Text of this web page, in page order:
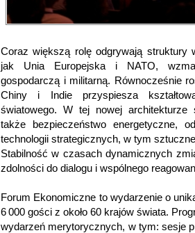
Coraz większą rolę odgrywają struktury
jak Unia Europejska i NATO,
gospodarczą i militarną. Równocześnie
Chiny i Indie przyspiesza
światowego. W tej nowej architekturze
także bezpieczeństwo energetyczne,
technologii strategicznych, w tym
Stabilność w czasach dynamicznych
zdolności do dialogu i wspólnego
Forum Ekonomiczne to wydarzenie o
6 000 gości z około 60 krajów świata.
wydarzeń merytorycznych, w tym: sesje